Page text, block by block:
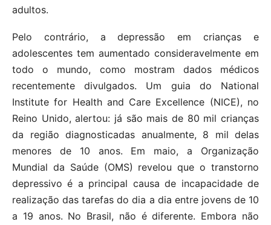
adultos.
Pelo contrário, a depressão em crianças e
adolescentes tem aumentado consideravelmente em
todo o mundo, como mostram dados médicos
recentemente divulgados. Um guia do National
Institute for Health and Care Excellence (NICE), no
Reino Unido, alertou: já são mais de 80 mil crianças
da região diagnosticadas anualmente, 8 mil delas
menores de 10 anos. Em maio, a Organização
Mundial da Saúde (OMS) revelou que o transtorno
depressivo é a principal causa de incapacidade de
realização das tarefas do dia a dia entre jovens de 10
a 19 anos. No Brasil, não é diferente. Embora não